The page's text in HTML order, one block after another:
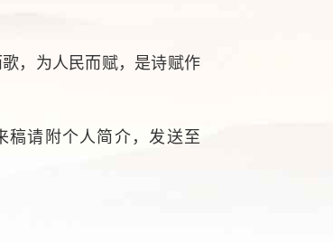
，为人民而赋，是诗赋作
稿请附个人简介，发送至